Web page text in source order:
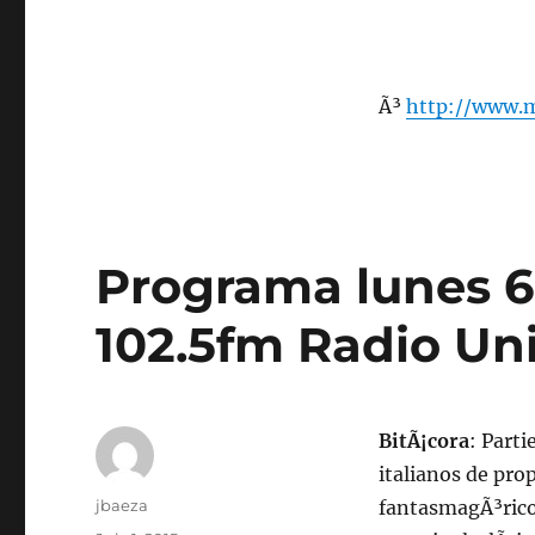
Ã³ http://
Programa lunes
102.5fm Radio
BitÃ¡cora:
italianos de
Author
jbaeza